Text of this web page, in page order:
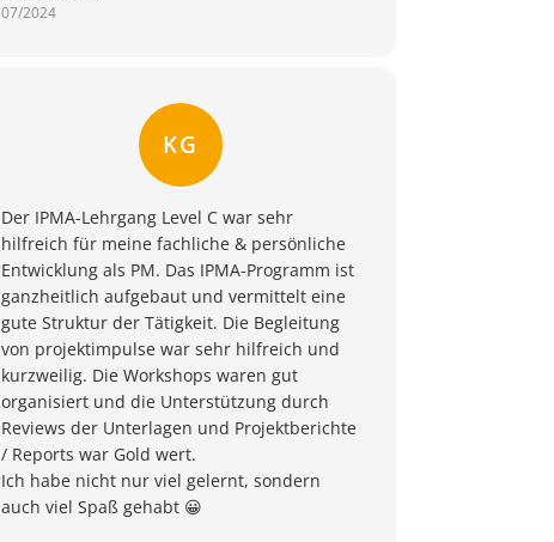
07/2024
KG
Der IPMA-Lehrgang Level C war sehr
hilfreich für meine fachliche & persönliche
Entwicklung als PM. Das IPMA-Programm ist
ganzheitlich aufgebaut und vermittelt eine
gute Struktur der Tätigkeit. Die Begleitung
von projektimpulse war sehr hilfreich und
kurzweilig. Die Workshops waren gut
organisiert und die Unterstützung durch
Reviews der Unterlagen und Projektberichte
/ Reports war Gold wert.
Ich habe nicht nur viel gelernt, sondern
auch viel Spaß gehabt 😀